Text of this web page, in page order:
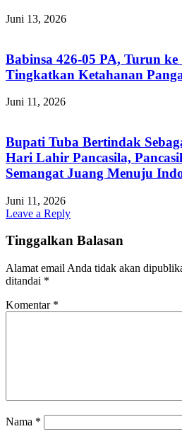
Juni 13, 2026
Babinsa 426-05 PA, Turun
Tingkatkan Ketahanan
Juni 11, 2026
Bupati Tuba Bertindak
Hari Lahir Pancasila,
Semangat Juang Menuju
Juni 11, 2026
Leave a Reply
Tinggalkan Balasan
Alamat email Anda tidak akan
ditandai *
Komentar *
Nama *